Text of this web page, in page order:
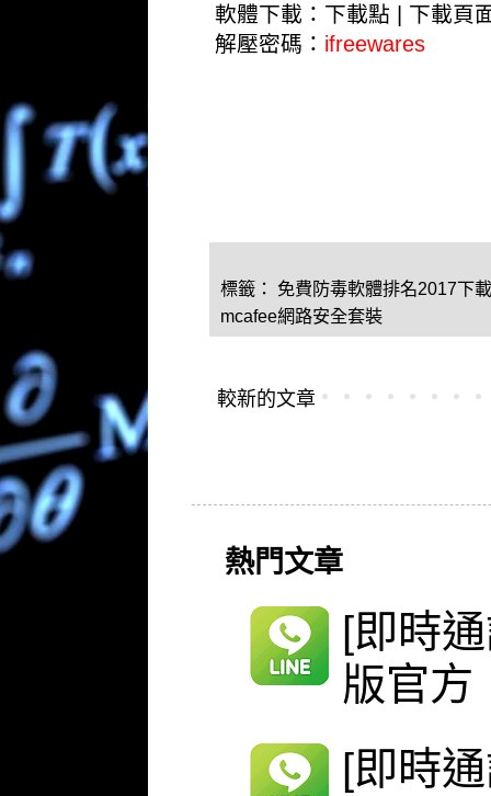
軟體下載： 下載點
下載頁
解壓密碼： ifreewares
標籤： 免費防毒軟體排名2017下載
mcafee網路安全套裝
較新的文章
熱門文章
[即時
版官方
[即時